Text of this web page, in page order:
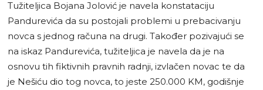
Tužiteljica Bojana Jolović je navela konstataciju
Pandurevića da su postojali problemi u prebacivanju
novca s jednog računa na drugi. Također pozivajući se
na iskaz Pandurevića, tužiteljica je navela da je na
osnovu tih fiktivnih pravnih radnji, izvlačen novac te da
je Nešiću dio tog novca, to jeste 250.000 KM, godišnje